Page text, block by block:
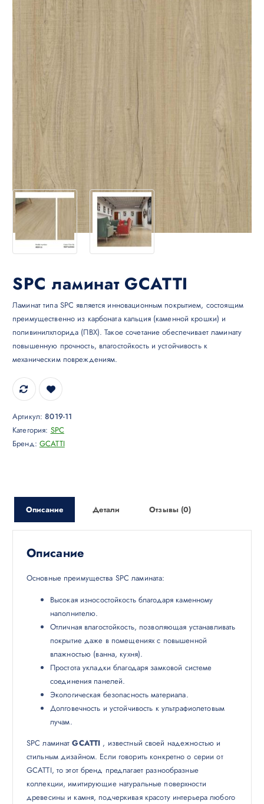
SPC ламинат GCATTI
Ламинат типа SPC является инновационным покрытием, состоящим
преимущественно из карбоната кальция (каменной крошки) и
поливинилхлорида (ПВХ). Такое сочетание обеспечивает ламинату
повышенную прочность, влагостойкость и устойчивость к
механическим повреждениям.
Артикул:8019-11
Категория: SPC
Бренд:GCATTI
Описание Детали Отзывы (0)
Описание
Основные преимущества SPC ламината:
Высокая износостойкость благодаря каменному
наполнителю.
Отличная влагостойкость, позволяющая устанавливать
покрытие даже в помещениях с повышенной
влажностью (ванна, кухня).
Простота укладки благодаря замковой системе
соединения панелей.
Экологическая безопасность материала.
Долговечность и устойчивость к ультрафиолетовым
лучам.
SPC ламинатGCATTI , известный своей надежностью и
стильным дизайном. Если говорить конкретно о серии от
GCATTI, то этот бренд предлагает разнообразные
коллекции, имитирующие натуральные поверхности
древесины и камня, подчеркивая красоту интерьера любого